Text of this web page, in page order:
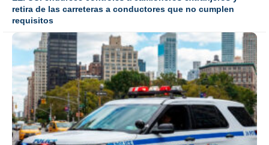
retira de las carreteras a conductores que no cumplen
requisitos